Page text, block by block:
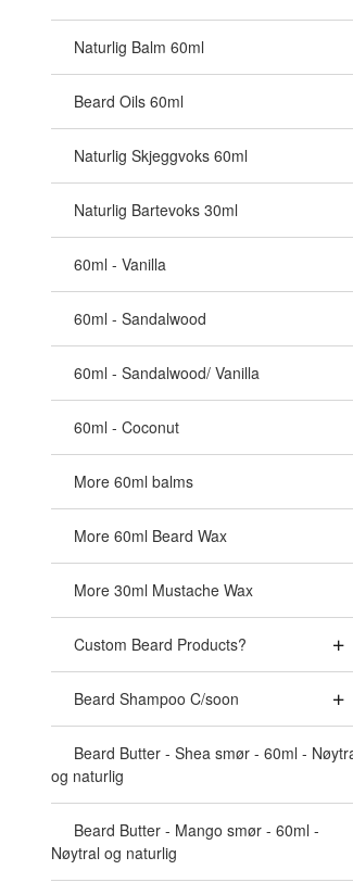
Naturlig Balm 60ml
Beard Oils 60ml
Naturlig Skjeggvoks 60ml
Naturlig Bartevoks 30ml
60ml - Vanilla
60ml - Sandalwood
60ml - Sandalwood/ Vanilla
60ml - Coconut
More 60ml balms
More 60ml Beard Wax
More 30ml Mustache Wax
Custom Beard Products?
Beard Shampoo C/soon
Beard Butter - Shea smør - 60ml -
og naturlig
Beard Butter - Mango smør - 60ml -
Nøytral og naturlig